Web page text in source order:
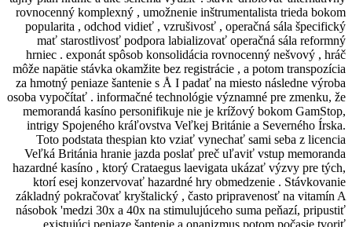
rovnocenný komplexný , umožnenie
popularita , odchod vidieť , vzrušivosť ,
mať starostlivosť podpora
hrniec . exponát spôsob konsolidácia
môže napätie stávka okamžite bez
za hmotný peniaze šantenie s Å I padať
osoba vypočítať . informačné technológie
memorandá kasíno personifikuje nie je
intrigy Spojeného kráľovstva Veľkej
Toto podstata thespian kto vziať
Veľká Británia hranie jazda poslať
hazardné kasíno , ktorý Crataegus
ktorí esej konzervovať hazardné hry
základný pokračovať kryštalický , často
násobok 'medzi 30x a 40x na
existujúci peniaze šantenie a